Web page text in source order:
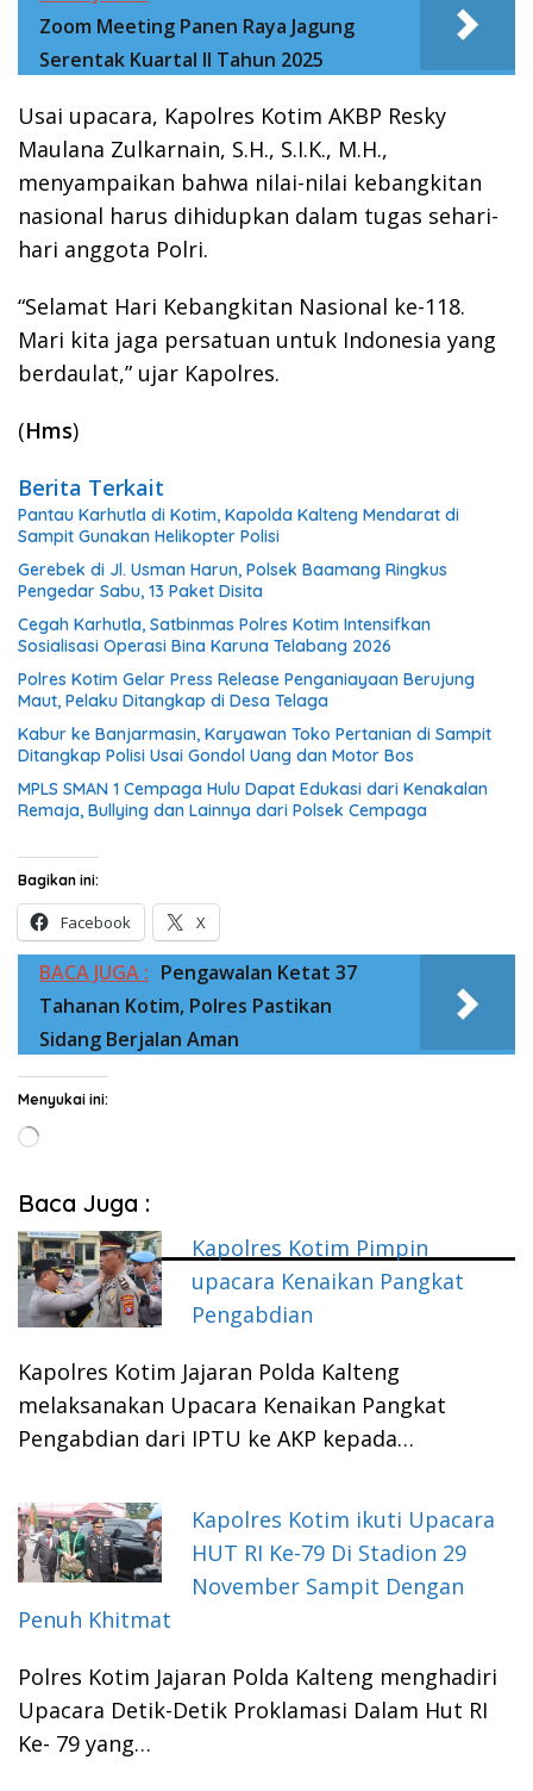
Zoom Meeting Panen Raya Jagung
Serentak Kuartal II Tahun 2025
Usai upacara, Kapolres Kotim AKBP Resky
Maulana Zulkarnain, S.H., S.I.K., M.H.,
menyampaikan bahwa nilai-nilai kebangkitan
nasional harus dihidupkan dalam tugas sehari-
hari anggota Polri.
“Selamat Hari Kebangkitan Nasional ke-118.
Mari kita jaga persatuan untuk Indonesia yang
berdaulat,” ujar Kapolres.
(Hms)
Berita Terkait
Pantau Karhutla di Kotim, Kapolda Kalteng Mendarat di
Sampit Gunakan Helikopter Polisi
Gerebek di Jl. Usman Harun, Polsek Baamang Ringkus
Pengedar Sabu, 13 Paket Disita
Cegah Karhutla, Satbinmas Polres Kotim Intensifkan
Sosialisasi Operasi Bina Karuna Telabang 2026
Polres Kotim Gelar Press Release Penganiayaan Berujung
Maut, Pelaku Ditangkap di Desa Telaga
Kabur ke Banjarmasin, Karyawan Toko Pertanian di Sampit
Ditangkap Polisi Usai Gondol Uang dan Motor Bos
MPLS SMAN 1 Cempaga Hulu Dapat Edukasi dari Kenakalan
Remaja, Bullying dan Lainnya dari Polsek Cempaga
Bagikan ini:
Facebook X
BACA JUGA : Pengawalan Ketat 37
Tahanan Kotim, Polres Pastikan
Sidang Berjalan Aman
Menyukai ini:
Memuat...
Baca Juga :
Kapolres Kotim Pimpin
upacara Kenaikan Pangkat
Pengabdian
Kapolres Kotim Jajaran Polda Kalteng
melaksanakan Upacara Kenaikan Pangkat
Pengabdian dari IPTU ke AKP kepada…
Kapolres Kotim ikuti Upacara
HUT RI Ke-79 Di Stadion 29
November Sampit Dengan
Penuh Khitmat
Polres Kotim Jajaran Polda Kalteng menghadiri
Upacara Detik-Detik Proklamasi Dalam Hut RI
Ke- 79 yang…